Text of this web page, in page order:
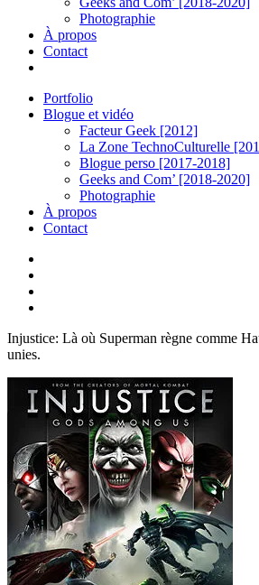
Photographie
À propos
Contact
Portfolio
Blogue et vidéo
Facteur Geek [2012]
La Zone TechnoCulturelle
Blogue perso [2017-2018]
Geeks and Com’ [2018-2020]
Photographie
À propos
Contact
Injustice: Là où Superman règne comme
unies.